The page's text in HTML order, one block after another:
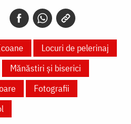
Locuri de pelerinaj
Mănăstiri și biserici
Fotografii